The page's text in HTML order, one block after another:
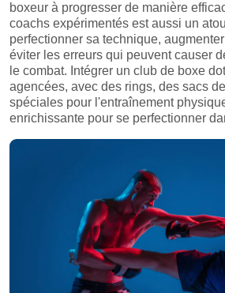
boxeur à progresser de manière
coachs expérimentés est aussi un
perfectionner sa technique,
éviter les erreurs qui peuvent causer
le combat. Intégrer un club de boxe
agencées, avec des rings, des sacs
spéciales pour l'entraînement
enrichissante pour se perfectionner